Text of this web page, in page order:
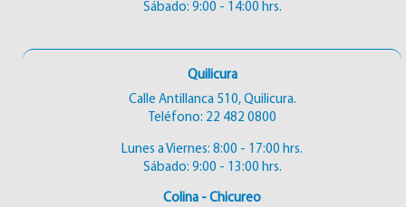
Sábado: 9:00 - 14:00 hrs.
Quilicura
Calle Antillanca 510, Quilicura.
Teléfono: 22 482 0800
Lunes a Viernes: 8:00 - 17:00 hrs.
Sábado: 9:00 - 13:00 hrs.
Colina - Chicureo